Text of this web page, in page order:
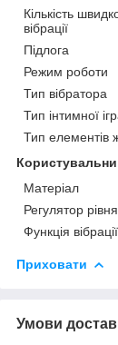
Кількість
вібрації
Підлога
Режим роботи
Тип вібратора
Тип інтимної
Тип елементів
Матеріал
Регулятор рівня
Функція вібрації
Приховати
Умови